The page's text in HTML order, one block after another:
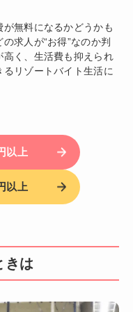
無料になるかどうかも
求人が“お得”なのか判
高く、生活費も抑えられ
リゾートバイト生活に
以上
以上
きは